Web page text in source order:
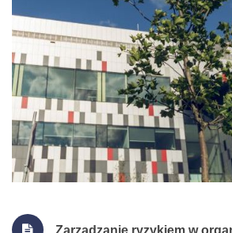
Zarządzanie ryzykiem w